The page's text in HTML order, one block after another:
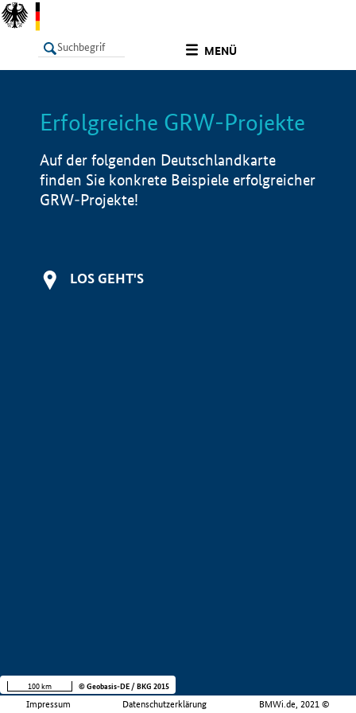
MENÜ
LISTE Info
Erfolgreiche GRW-Projekte
Auf der folgenden Deutschlandkarte
finden Sie konkrete Beispiele erfolgreicher
GRW-Projekte!
LOS GEHT'S
Impressum Datenschutzerklärung BMWi.de, 2021 ©
100 km © Geobasis-DE / BKG 2015